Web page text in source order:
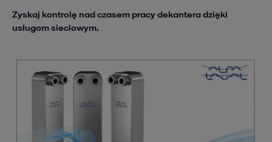
Zyskaj kontrolę nad czasem pracy dekantera dzięki
usługom sieciowym.